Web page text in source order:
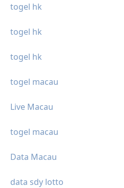
togel hk
togel hk
togel hk
togel macau
Live Macau
togel macau
Data Macau
data sdy lotto